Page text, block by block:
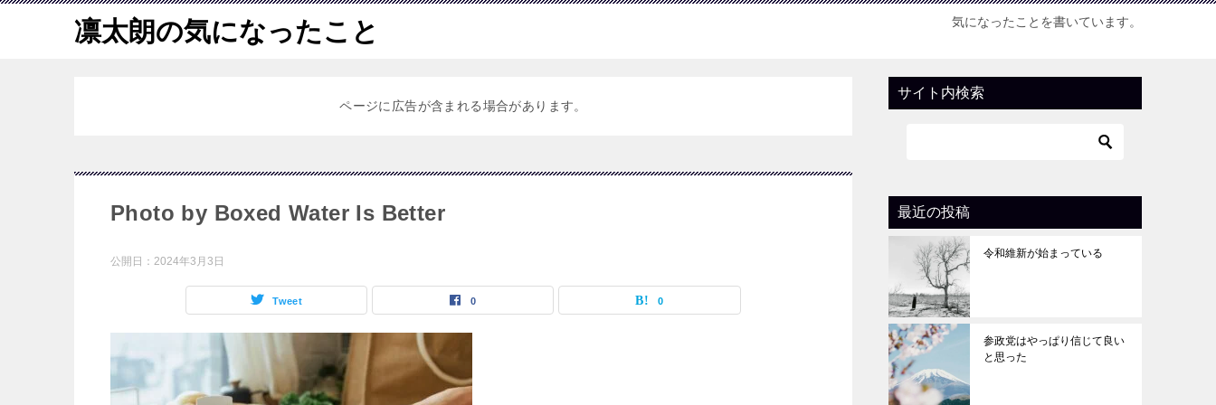
凛太朗の気になったこと 気になったことを書いています。
ページに広告が含まれる場合があります。
Photo by Boxed Water Is Better
公開日： 2024年3月3日
Tweet 0 0
サイト内検索
最近の投稿
令和維新が始まっている
参政党はやっぱり信じて良い
と思った